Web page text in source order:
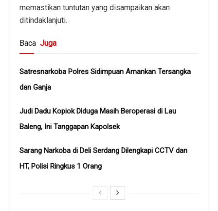
memastikan tuntutan yang disampaikan akan
ditindaklanjuti.
Baca Juga
Satresnarkoba Polres Sidimpuan Amankan Tersangka
dan Ganja
Judi Dadu Kopiok Diduga Masih Beroperasi di Lau
Baleng, Ini Tanggapan Kapolsek
Sarang Narkoba di Deli Serdang Dilengkapi CCTV dan
HT, Polisi Ringkus 1 Orang